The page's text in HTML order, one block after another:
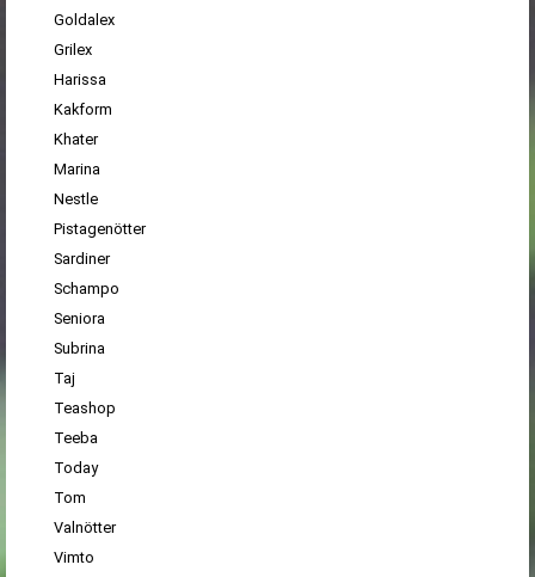
Goldalex
Grilex
Harissa
Kakform
Khater
Marina
Nestle
Pistagenötter
Sardiner
Schampo
Seniora
Subrina
Taj
Teashop
Teeba
Today
Tom
Valnötter
Vimto